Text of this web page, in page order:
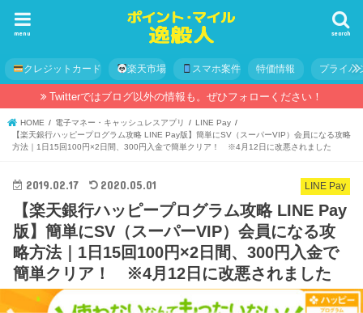
search
menu
クレジットカード 楽天市場 スマホ案件 特価情報 プライバ
Twitterではブログ以外の情報も。ぜひフォローください！
HOME 電子マネー・キャッシュレスアプリ
LINE Pay
【楽天銀行ハッピープログラム攻略 LINE Pay版】簡単にSV（スーパーVIP）会員になる攻略
方法｜1日15回100円×2日間、300円入金で簡単クリア！ ※4月12日に改悪されました
LINE Pay
2019.02.17 2020.05.01
【楽天銀行ハッピープログラム攻略 LINE Pay
版】簡単にSV（スーパーVIP）会員になる攻
略方法｜1日15回100円×2日間、300円入金で
簡単クリア！ ※4月12日に改悪されました